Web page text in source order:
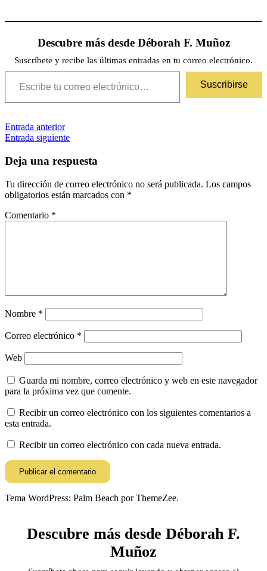
Descubre más desde Déborah F. Muñoz
Suscríbete y recibe las últimas entradas en tu correo electrónico.
Escribe tu correo electrónico…
Suscribirse
Etiquetas5/5ciencia
ficción
Navegación
de
entradas
Entrada anterior
Entrada siguiente
Deja una respuesta
Tu dirección de correo electrónico no será publicada. Los campos
obligatorios están marcados con *
Comentario *
Nombre *
Correo electrónico *
Web
Guarda mi nombre, correo electrónico y web en este navegador
para la próxima vez que comente.
Recibir un correo electrónico con los siguientes comentarios a
esta entrada.
Recibir un correo electrónico con cada nueva entrada.
Tema WordPress: Palm Beach por ThemeZee.
Descubre más desde Déborah F.
Muñoz